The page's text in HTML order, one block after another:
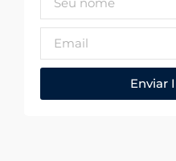
Enviar